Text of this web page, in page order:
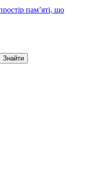
пам’яті, що
Знайти